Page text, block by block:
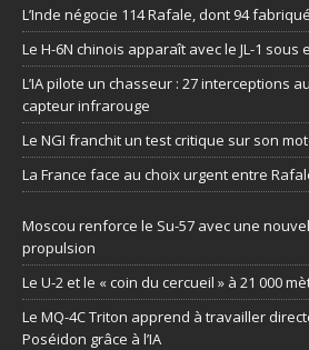
L’Inde négocie 114 Rafale, dont 94
Le H-6N chinois apparaît avec le JL-1 sous
L’IA pilote un chasseur : 27 interceptions
capteur infrarouge
Le NGI franchit un test critique sur son
La France face au choix urgent entre
Moscou renforce le Su-57 avec une
propulsion
Le U-2 et le « coin du cercueil » à 21 000
Le MQ-4C Triton apprend à travailler
Poséidon grâce à l’IA